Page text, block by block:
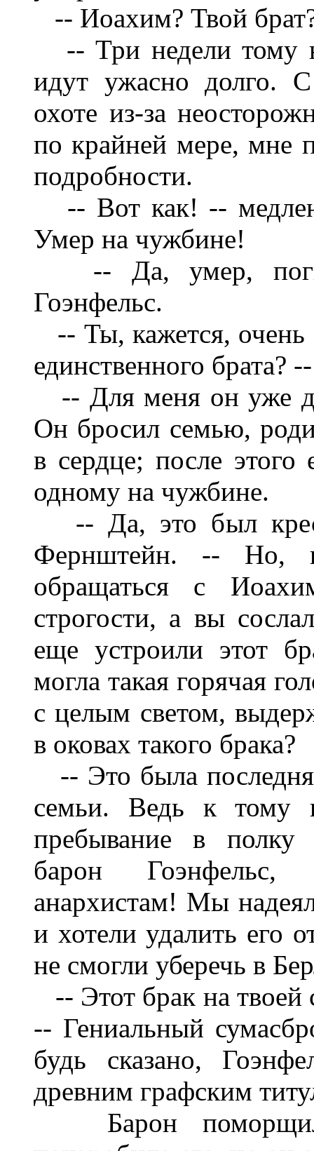
-- Иоахим? Твой
-- Три недели тому
идут ужасно долго.
охоте из-за
по крайней мере, мне
подробности.
-- Вот как! --
Умер на чужбине!
-- Да, умер,
Гоэнфельс.
-- Ты, кажется, очень
единственного брата?
-- Для меня он уже
Он бросил семью,
в сердце; после этого
одному на чужбине.
-- Да, это был
Фернштейн. -- Нo,
обращаться с
строгости, а вы
еще устроили этот
могла такая горячая
с целым светом,
в оковах такого брака?
-- Это была
семьи. Ведь к тому
пребывание в
барон Гоэнфельс,
анархистам! Мы
и хотели удалить его
не смогли уберечь в
-- Этот брак на твоей
-- Гениальный
будь сказано,
древним графским
Барон